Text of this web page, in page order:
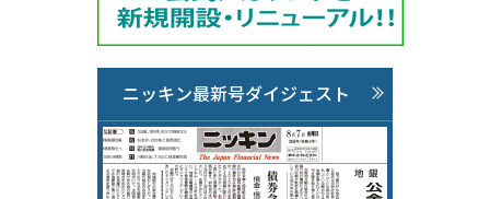
ニッキン最新号ダイジェスト